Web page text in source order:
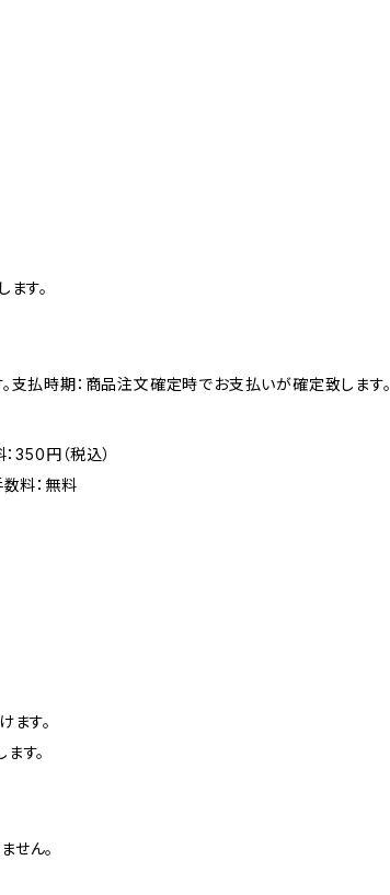
す。
支払時期：商品注文確定時でお支払いが確定致します。
350円（税込）
料：無料
ます。
す。
せん。